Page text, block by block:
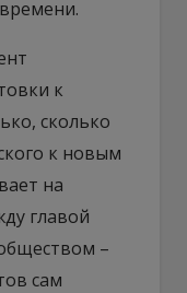
к
сколько
к новым
на
главой
–
сам